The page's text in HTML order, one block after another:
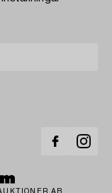
AB